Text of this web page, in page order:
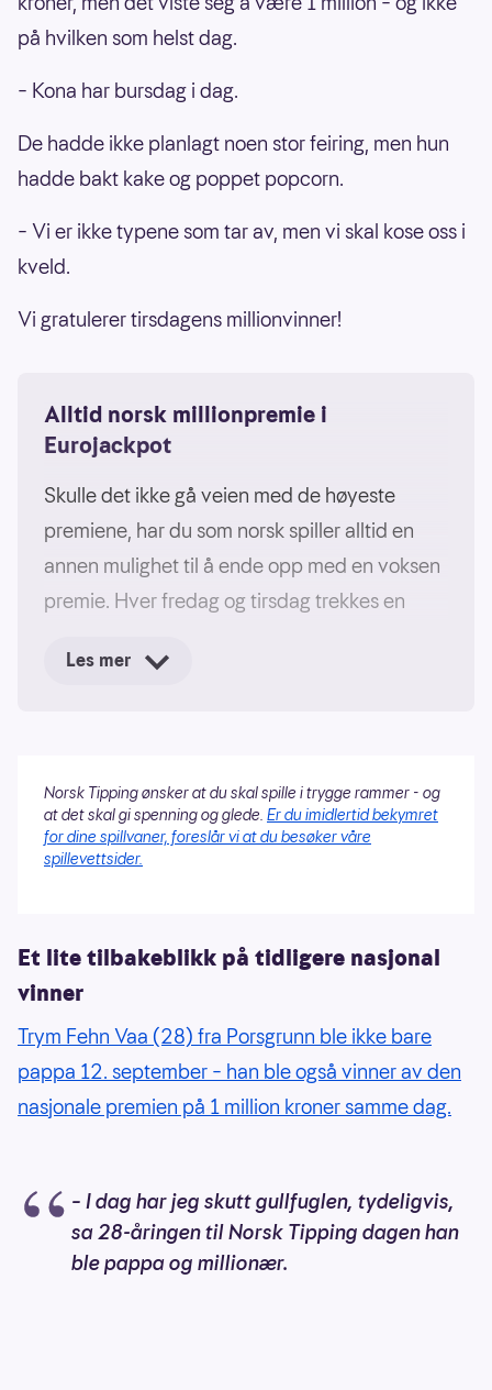
på hvilken som helst dag.
– Kona har bursdag i dag.
De hadde ikke planlagt noen stor feiring, men hun
hadde bakt kake og poppet popcorn.
– Vi er ikke typene som tar av, men vi skal kose oss i
kveld.
Vi gratulerer tirsdagens millionvinner!
Alltid norsk millionpremie i
Eurojackpot
Skulle det ikke gå veien med de høyeste
premiene, har du som norsk spiller alltid en
annen mulighet til å ende opp med en voksen
premie. Hver fredag og tirsdag trekkes en
som har levert innen spillefrist er med i denne
Millionen kan gå til en enkeltspiller, eller deles
av enandelsbankeller etspillelag.
Les mer
Norsk Tipping ønsker at du skal spille i trygge rammer - og
at det skal gi spenning og glede. Er du imidlertid bekymret
for dine spillvaner, foreslår vi at du besøker våre
spillevettsider.
Et lite tilbakeblikk på tidligere nasjonal
vinner
Trym Fehn Vaa (28) fra Porsgrunn ble ikke bare
pappa 12. september – han ble også vinner av den
nasjonale premien på 1 million kroner samme dag.
– I dag har jeg skutt gullfuglen, tydeligvis,
sa 28-åringen til Norsk Tipping dagen han
ble pappa og millionær.